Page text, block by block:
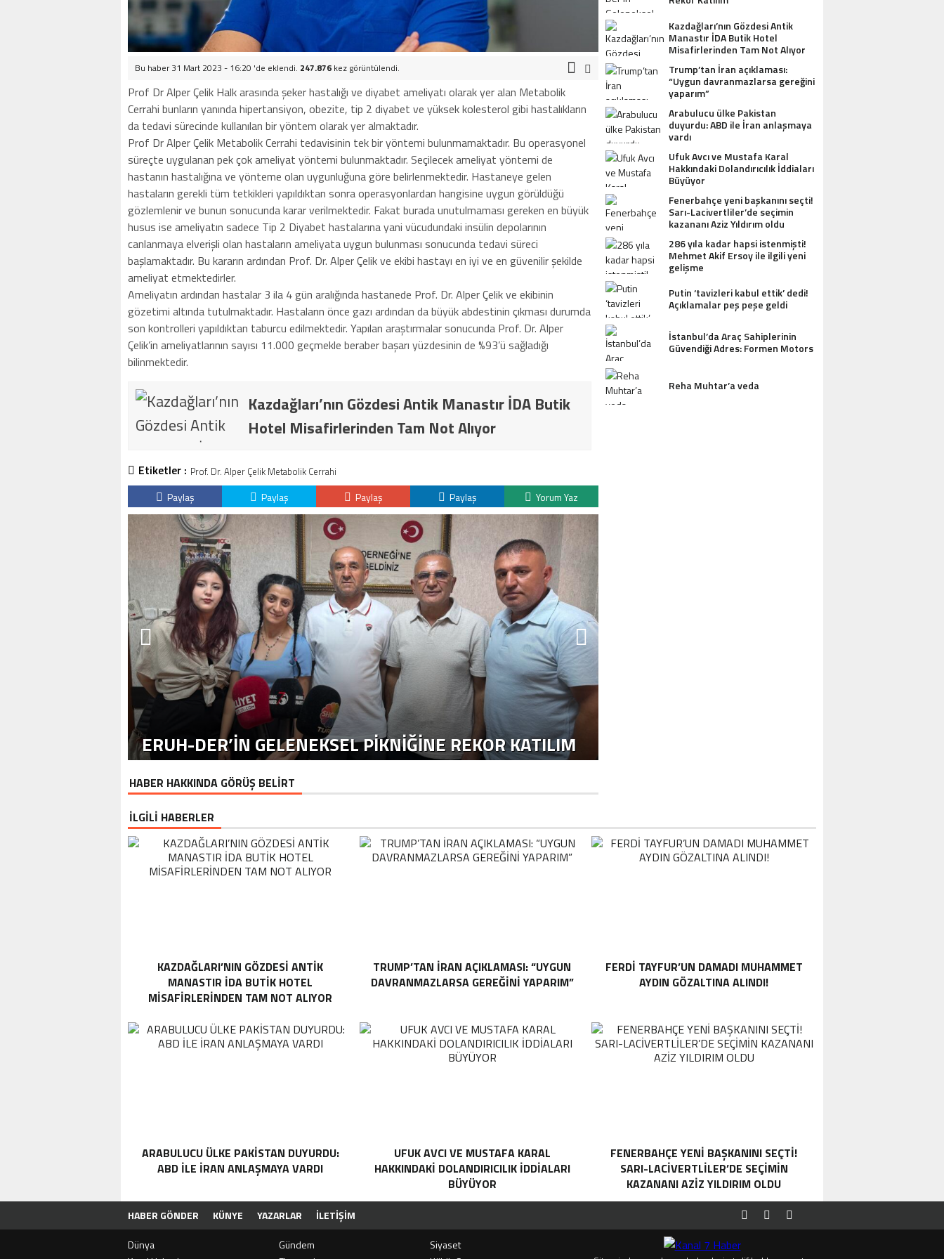
Bu haber 31 Mart 2023 - 16:20 'de eklendi. 247.876 kez görüntülendi.
Prof Dr Alper Çelik Halk arasında şeker hastalığı ve diyabet ameliyatı olarak yer alan Metabolik
Cerrahi bunların yanında hipertansiyon, obezite, tip 2 diyabet ve yüksek kolesterol gibi hastalıkların
da tedavi sürecinde kullanılan bir yöntem olarak yer almaktadır.
Prof Dr Alper Çelik Metabolik Cerrahi tedavisinin tek bir yöntemi bulunmamaktadır. Bu operasyonel
süreçte uygulanan pek çok ameliyat yöntemi bulunmaktadır. Seçilecek ameliyat yöntemi de
hastanın hastalığına ve yönteme olan uygunluğuna göre belirlenmektedir. Hastaneye gelen
hastaların gerekli tüm tetkikleri yapıldıktan sonra operasyonlardan hangisine uygun görüldüğü
gözlemlenir ve bunun sonucunda karar verilmektedir. Fakat burada unutulmaması gereken en büyük
husus ise ameliyatın sadece Tip 2 Diyabet hastalarına yani vücudundaki insülin depolarının
canlanmaya elverişli olan hastaların ameliyata uygun bulunması sonucunda tedavi süreci
başlamaktadır. Bu kararın ardından Prof. Dr. Alper Çelik ve ekibi hastayı en iyi ve en güvenilir şekilde
ameliyat etmektedirler.
Ameliyatın ardından hastalar 3 ila 4 gün aralığında hastanede Prof. Dr. Alper Çelik ve ekibinin
gözetimi altında tutulmaktadır. Hastaların önce gazı ardından da büyük abdestinin çıkması durumda
son kontrolleri yapıldıktan taburcu edilmektedir. Yapılan araştırmalar sonucunda Prof. Dr. Alper
Çelik’in ameliyatlarının sayısı 11.000 geçmekle beraber başarı yüzdesinin de %93’ü sağladığı
bilinmektedir.
Kazdağları’nın Gözdesi Antik Manastır İDA Butik
Hotel Misafirlerinden Tam Not Alıyor
Etiketler : Prof. Dr. Alper Çelik Metabolik Cerrahi
Paylaş Paylaş Paylaş Paylaş Yorum Yaz
ERUH-DER’IN GELENEKSEL PIKNIĞINE REKOR KATILIM
HABER HAKKINDA GÖRÜŞ BELİRT
Kazdağları’nın Gözdesi Antik
Manastır İDA Butik Hotel
Misafirlerinden Tam Not Alıyor
Trump’tan İran açıklaması:
“Uygun davranmazlarsa gereğini
yaparım”
Arabulucu ülke Pakistan
duyurdu: ABD ile İran anlaşmaya
vardı
Ufuk Avcı ve Mustafa Karal
Hakkındaki Dolandırıcılık İddiaları
Büyüyor
Fenerbahçe yeni başkanını seçti!
Sarı-Lacivertliler’de seçimin
kazananı Aziz Yıldırım oldu
286 yıla kadar hapsi istenmişti!
Mehmet Akif Ersoy ile ilgili yeni
gelişme
Putin ‘tavizleri kabul ettik’ dedi!
Açıklamalar peş peşe geldi
İstanbul’da Araç Sahiplerinin
Güvendiği Adres: Formen Motors
Reha Muhtar’a veda
İLGİLİ HABERLER
KAZDAĞLARI’NIN GÖZDESI ANTIK
MANASTIR İDA BUTIK HOTEL
MISAFIRLERINDEN TAM NOT ALIYOR
TRUMP’TAN İRAN AÇIKLAMASI: “UYGUN
DAVRANMAZLARSA GEREĞINI YAPARIM”
FERDI TAYFUR’UN DAMADI MUHAMMET
AYDIN GÖZALTINA ALINDI!
ARABULUCU ÜLKE PAKISTAN DUYURDU:
ABD ILE İRAN ANLAŞMAYA VARDI
UFUK AVCI VE MUSTAFA KARAL
HAKKINDAKI DOLANDIRICILIK İDDIALARI
BÜYÜYOR
FENERBAHÇE YENI BAŞKANINI SEÇTI!
SARI-LACIVERTLILER’DE SEÇIMIN
KAZANANI AZIZ YILDIRIM OLDU
HABER GÖNDER KÜNYE YAZARLAR
İLETIŞIM
Dünya
Gündem
Siyaset